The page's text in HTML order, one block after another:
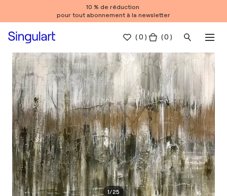
10 % de réduction
pour tout abonnement à la newsletter
(0 ) ( 0 )
1/25